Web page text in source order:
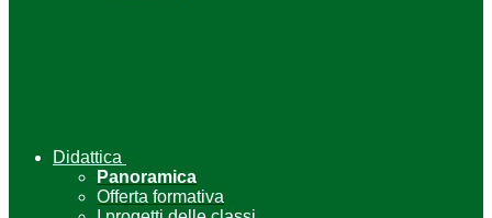
Didattica
Panoramica
Offerta formativa